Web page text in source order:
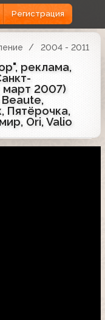
Регистрация
2004 - 2011
реклама,
март 2007)
Пятёрочка,
Ori, Valio